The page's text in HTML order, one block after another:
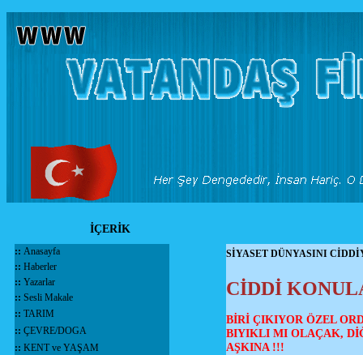
İÇERİK
:: Anasayfa
:: Haberler
:: Yazarlar
:: Sesli Makale
:: TARIM
:: ÇEVRE/DOGA
:: KENT ve YAŞAM
SİYASET DÜNYASINI
CİDDİ
BİRİ ÇIKIYOR ÖZEL
BIYIKLI MI OLAÇAK,
AŞKINA !!!